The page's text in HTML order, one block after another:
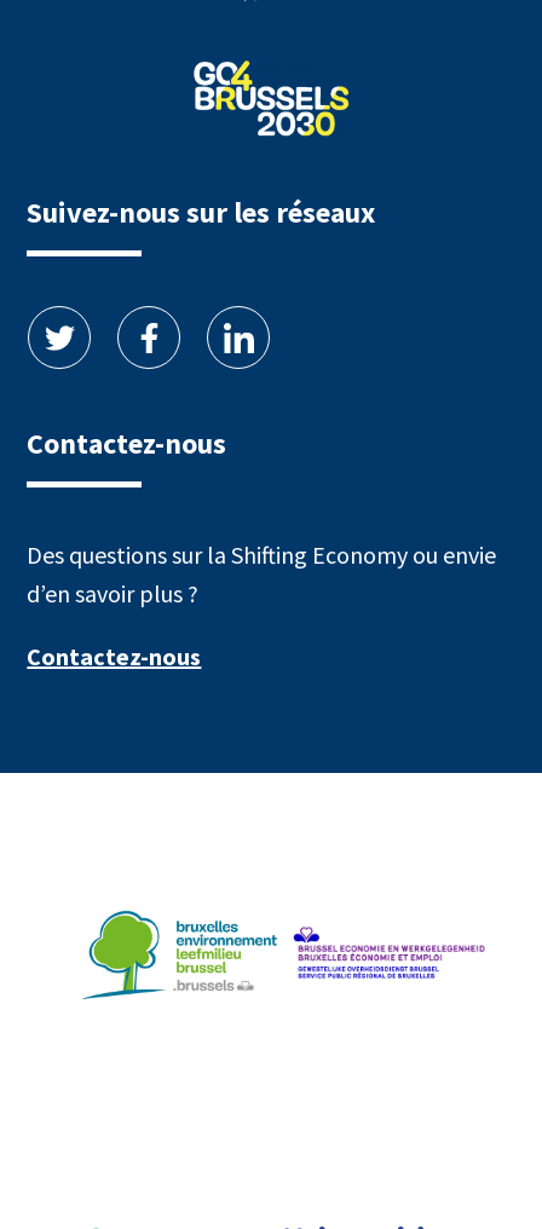
Suivez-nous sur les réseaux
Contactez-nous
Des questions sur la Shifting Economy ou envie
d’en savoir plus ?
Contactez-nous